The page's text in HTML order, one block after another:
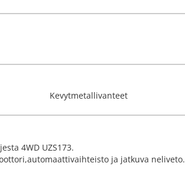
Kevytmetallivanteet
4WD UZS173.
ja jatkuva neliveto.